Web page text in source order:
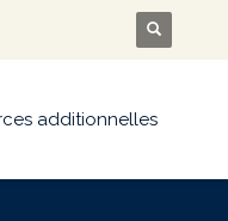
additionnelles